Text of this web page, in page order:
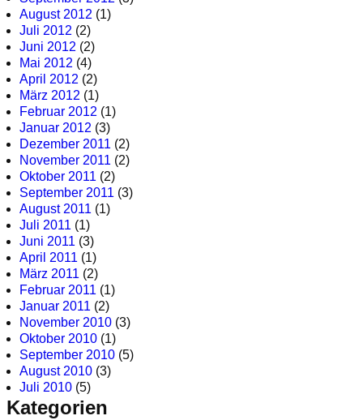
August 2012 (1)
Juli 2012 (2)
Juni 2012 (2)
Mai 2012 (4)
April 2012 (2)
März 2012 (1)
Februar 2012 (1)
Januar 2012 (3)
Dezember 2011 (2)
November 2011 (2)
Oktober 2011 (2)
September 2011 (3)
August 2011 (1)
Juli 2011 (1)
Juni 2011 (3)
April 2011 (1)
März 2011 (2)
Februar 2011 (1)
Januar 2011 (2)
November 2010 (3)
Oktober 2010 (1)
September 2010 (5)
August 2010 (3)
Juli 2010 (5)
Kategorien